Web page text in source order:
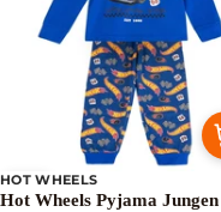
Sale
HOT WHEELS
Hot Wheels Pyjama Jungen